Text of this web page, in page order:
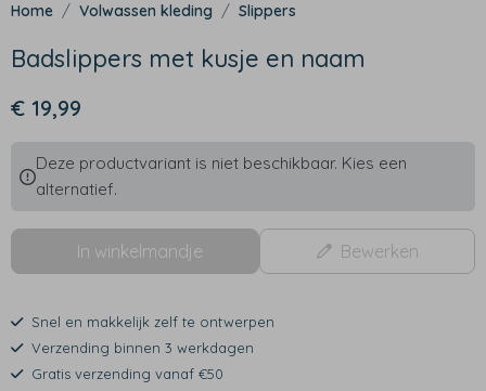
Volwassen kleding Slippers
Badslippers met kusje en naam
€ 19,99
Deze productvariant is niet beschikbaar. Kies een
alternatief.
In winkelmandje Bewerken
Snel en makkelijk zelf te ontwerpen
Verzending binnen 3 werkdagen
Gratis verzending vanaf €50